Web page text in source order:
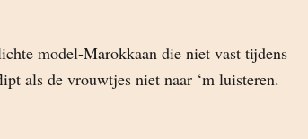
model-Marokkaan die niet vast tijdens
als de vrouwtjes niet naar ‘m luisteren.